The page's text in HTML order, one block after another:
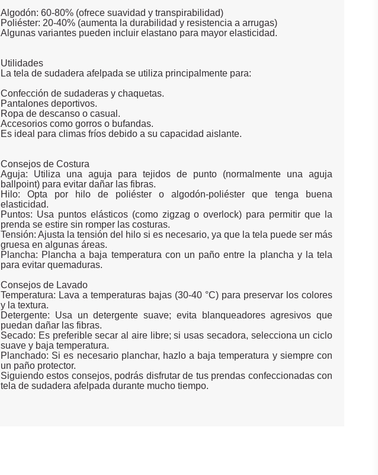
Algodón: 60-80% (ofrece suavidad y transpirabilidad)
Poliéster: 20-40% (aumenta la durabilidad y resistencia a arrugas)
Algunas variantes pueden incluir elastano para mayor elasticidad.
Utilidades
La tela de sudadera afelpada se utiliza principalmente para:
Confección de sudaderas y chaquetas.
Pantalones deportivos.
Ropa de descanso o casual.
Accesorios como gorros o bufandas.
Es ideal para climas fríos debido a su capacidad aislante.
Consejos de Costura
Aguja: Utiliza una aguja para tejidos de punto (normalmente una aguja
ballpoint) para evitar dañar las fibras.
Hilo: Opta por hilo de poliéster o algodón-poliéster que tenga buena
elasticidad.
Puntos: Usa puntos elásticos (como zigzag o overlock) para permitir que la
prenda se estire sin romper las costuras.
Tensión: Ajusta la tensión del hilo si es necesario, ya que la tela puede ser más
gruesa en algunas áreas.
Plancha: Plancha a baja temperatura con un paño entre la plancha y la tela
para evitar quemaduras.
Consejos de Lavado
Temperatura: Lava a temperaturas bajas (30-40 °C) para preservar los colores
y la textura.
Detergente: Usa un detergente suave; evita blanqueadores agresivos que
puedan dañar las fibras.
Secado: Es preferible secar al aire libre; si usas secadora, selecciona un ciclo
suave y baja temperatura.
Planchado: Si es necesario planchar, hazlo a baja temperatura y siempre con
un paño protector.
Siguiendo estos consejos, podrás disfrutar de tus prendas confeccionadas con
tela de sudadera afelpada durante mucho tiempo.